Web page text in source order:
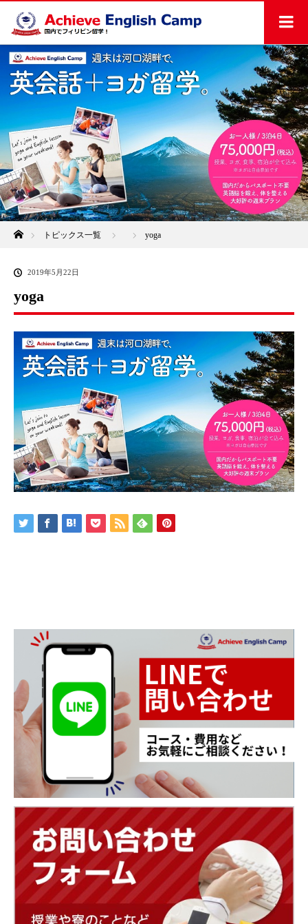
ホームトピックス一覧 yoga
2019年5月22日
yoga